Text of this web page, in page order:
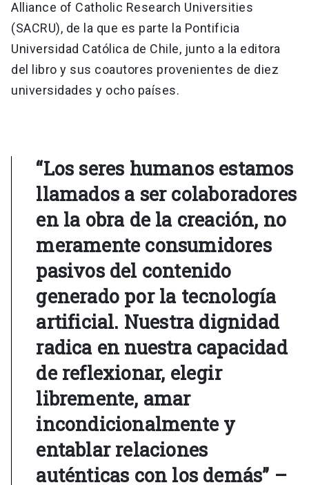
Alliance of Catholic Research Universities
(SACRU), de la que es parte la Pontificia
Universidad Católica de Chile, junto a la editora
del libro y sus coautores provenientes de diez
universidades y ocho países.
“Los seres humanos estamos
llamados a ser colaboradores
en la obra de la creación, no
meramente consumidores
pasivos del contenido
generado por la tecnología
artificial. Nuestra dignidad
radica en nuestra capacidad
de reflexionar, elegir
libremente, amar
incondicionalmente y
entablar relaciones
auténticas con los demás” –